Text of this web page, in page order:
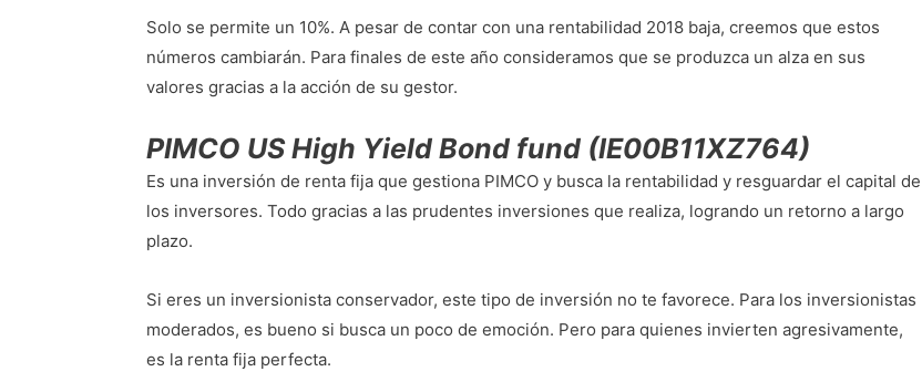
Solo se permite un 10%. A pesar de contar con una rentabilidad 2018 baja, creemos que estos
números cambiarán. Para finales de este año consideramos que se produzca un alza en sus
valores gracias a la acción de su gestor.
PIMCO US High Yield Bond fund (IE00B11XZ764)
Es una inversión de renta fija que gestiona PIMCO y busca la rentabilidad y resguardar el capital de
los inversores. Todo gracias a las prudentes inversiones que realiza, logrando un retorno a largo
plazo.
Si eres un inversionista conservador, este tipo de inversión no te favorece. Para los inversionistas
moderados, es bueno si busca un poco de emoción. Pero para quienes invierten agresivamente,
es la renta fija perfecta.